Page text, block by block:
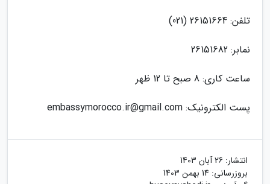
تلفن: 26151664 (021)
نمابر: 26151682
ساعت کاری: 8 صبح تا 12 ظهر
پست الکترونیک: embassymorocco.ir@gmail.com
انتشار: 26 آبان 1403
بروزرسانی: 14 بهمن 1403